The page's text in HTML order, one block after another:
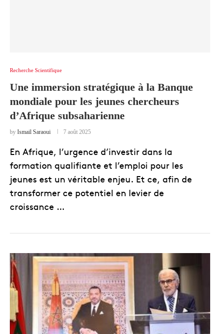
Recherche Scientifique
Une immersion stratégique à la Banque
mondiale pour les jeunes chercheurs
d’Afrique subsaharienne
by Ismail Saraoui 7 août 2025
En Afrique, l’urgence d’investir dans la
formation qualifiante et l’emploi pour les
jeunes est un véritable enjeu. Et ce, afin de
transformer ce potentiel en levier de
croissance …